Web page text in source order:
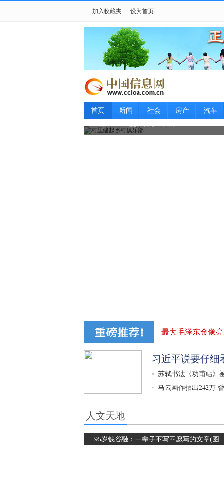
加入收藏夹 设为首页
首页 新闻 社会 房产 汽车
最大毛泽东金像
习近平说要仔细
苏轼书法《功甫帖》
马云画作拍出242万
人文天地
95岁钱谷融：一辈子不写不愿写的文章(图